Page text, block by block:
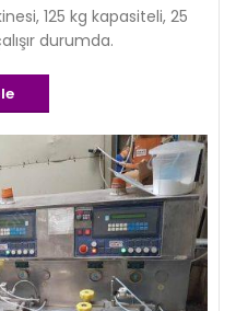
125 kg kapasiteli, 25
durumda.